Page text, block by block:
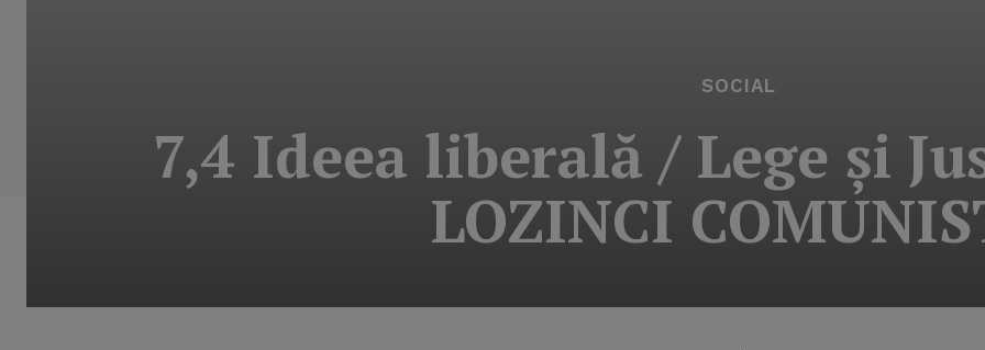
SOCIAL
7,4 Ideea liberală / Lege şi
LOZINCI